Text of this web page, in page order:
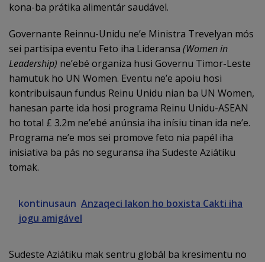
kona-ba prátika alimentár saudável.
Governante Reinnu-Unidu ne’e Ministra Trevelyan mós
sei partisipa eventu Feto iha Lideransa (Women in
Leadership) ne’ebé organiza husi Governu Timor-Leste
hamutuk ho UN Women. Eventu ne’e apoiu hosi
kontribuisaun fundus Reinu Unidu nian ba UN Women,
hanesan parte ida hosi programa Reinu Unidu-ASEAN
ho total £ 3.2m ne’ebé anúnsia iha inísiu tinan ida ne’e.
Programa ne’e mos sei promove feto nia papél iha
inisiativa ba pás no seguransa iha Sudeste Aziátiku
tomak.
kontinusaun Anzaqeci lakon ho boxista Cakti iha
jogu amigável
Sudeste Aziátiku mak sentru globál ba kresimentu no